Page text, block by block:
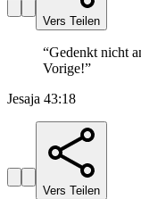
Vers Teilen
“Gedenkt nicht
Vorige!”
Jesaja 43:18
Vers Teilen